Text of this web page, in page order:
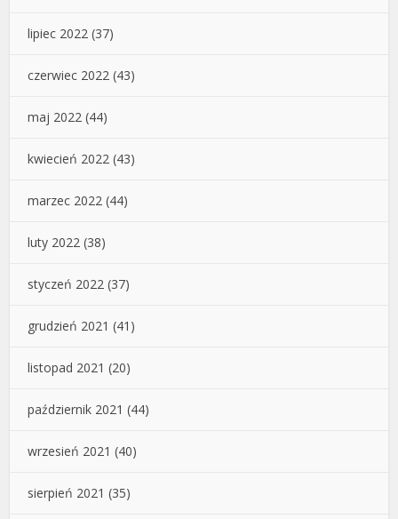
lipiec 2022 (37)
czerwiec 2022 (43)
maj 2022 (44)
kwiecień 2022 (43)
marzec 2022 (44)
luty 2022 (38)
styczeń 2022 (37)
grudzień 2021 (41)
listopad 2021 (20)
październik 2021 (44)
wrzesień 2021 (40)
sierpień 2021 (35)